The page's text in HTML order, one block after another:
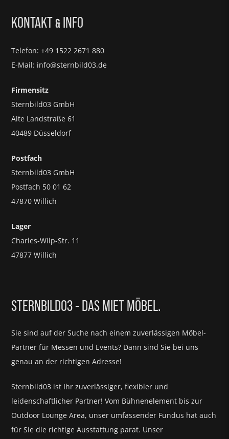
KONTAKT& INFO
Telefon: +49 1522 2671 880
E-Mail: info@sternbild03.de
Firmensitz
Sternbild03 GmbH
Alte Landstraße 61
40489 Düsseldorf
Postfach
Sternbild03 GmbH
Postfach 50 01 62
47870 Willich
Lager
Charles-Wilp-Str. 11
47877 Willich
STERNBILD03 - DAS MIET MÖBEL.
Sie sind auf der Suche nach einem zuverlässigen Möbel-
Partner für Messen und Events? Dann sind Sie bei uns
genau an der richtigen Adresse!
Sternbild03 ist Ihr zuverlässiger, flexibler und
leidenschaftlicher Partner! Vom Bühnenelement bis zur
Outdoor Lounge Area, unser umfassender Fundus hat auch
für Sie die richtige Ausstattung parat. Unser